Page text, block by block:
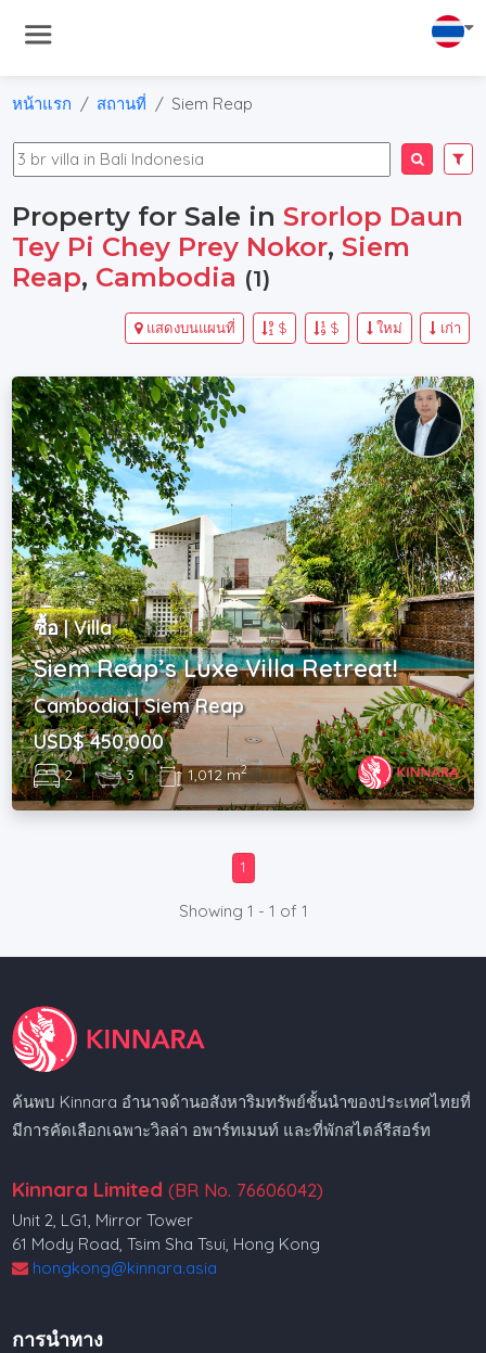
หน้าแรก สถานที่ Siem Reap
Property for Sale inSrorlop Daun
Tey Pi Chey Prey Nokor,Siem
Reap, Cambodia (1)
เก่า
ใหม่
$
$
แสดงบนแผนที่
ซื้อ | Villa
Siem Reap’s Luxe Villa Retreat!
Cambodia | Siem Reap
USD$ 450,000
2 | 3 | 1,012 m2
1
Showing 1 - 1 of 1
ค้นพบ Kinnara อำนาจด้านอสังหาริมทรัพย์ชั้นนำของประเทศไทยที่
มีการคัดเลือกเฉพาะวิลล่า อพาร์ทเมนท์ และที่พักสไตล์รีสอร์ท
Kinnara Limited (BR No. 76606042)
Unit 2, LG1, Mirror Tower
61 Mody Road, Tsim Sha Tsui, Hong Kong
hongkong@kinnara.asia
การนำทาง